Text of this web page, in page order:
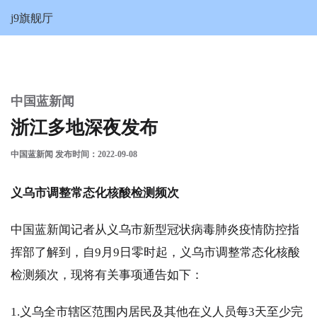
浙江多地深夜发布-j9旗舰厅
j9旗舰厅
中国蓝新闻
浙江多地深夜发布
中国蓝新闻 发布时间：2022-09-08
义乌市调整常态化核酸检测频次
中国蓝新闻记者从义乌市新型冠状病毒肺炎疫情防控指
挥部了解到，自9月9日零时起，义乌市调整常态化核酸
检测频次，现将有关事项通告如下：
1.义乌全市辖区范围内居民及其他在义人员每3天至少完